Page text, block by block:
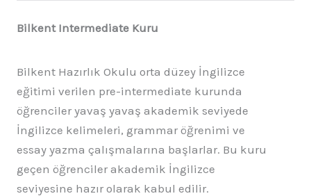
Bilkent Intermediate Kuru
Bilkent Hazırlık Okulu orta düzey İngilizce
eğitimi verilen pre-intermediate kurunda
öğrenciler yavaş yavaş akademik seviyede
İngilizce kelimeleri, grammar öğrenimi ve
essay yazma çalışmalarına başlarlar. Bu kuru
geçen öğrenciler akademik İngilizce
seviyesine hazır olarak kabul edilir.